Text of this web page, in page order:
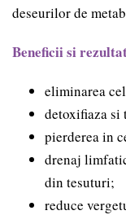
deseurilor de
Beneficii si
eliminarea
detoxifiaza si
pierderea in
drenaj
din tesuturi;
reduce